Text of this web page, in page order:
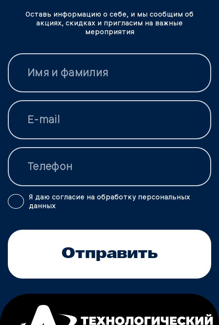
Оставь информацию о себе, и мы сообщим об
акциях, скидках и пригласим на важные
мероприятия
Я даю согласие на обработку персональных
данных
Отправить